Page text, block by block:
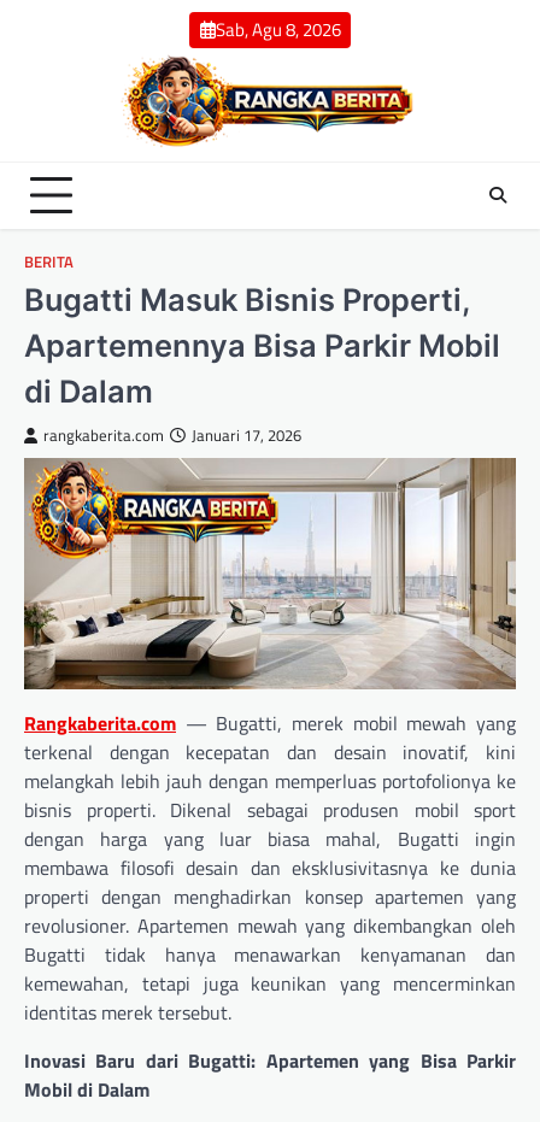
Sab, Agu 8, 2026
BERITA
Bugatti Masuk Bisnis Properti,
Apartemennya Bisa Parkir Mobil
di Dalam
rangkaberita.com Januari 17, 2026
Rangkaberita.com — Bugatti, merek mobil mewah yang
terkenal dengan kecepatan dan desain inovatif, kini
melangkah lebih jauh dengan memperluas portofolionya ke
bisnis properti. Dikenal sebagai produsen mobil sport
dengan harga yang luar biasa mahal, Bugatti ingin
membawa filosofi desain dan eksklusivitasnya ke dunia
properti dengan menghadirkan konsep apartemen yang
revolusioner. Apartemen mewah yang dikembangkan oleh
Bugatti tidak hanya menawarkan kenyamanan dan
kemewahan, tetapi juga keunikan yang mencerminkan
identitas merek tersebut.
Inovasi Baru dari Bugatti: Apartemen yang Bisa Parkir
Mobil di Dalam